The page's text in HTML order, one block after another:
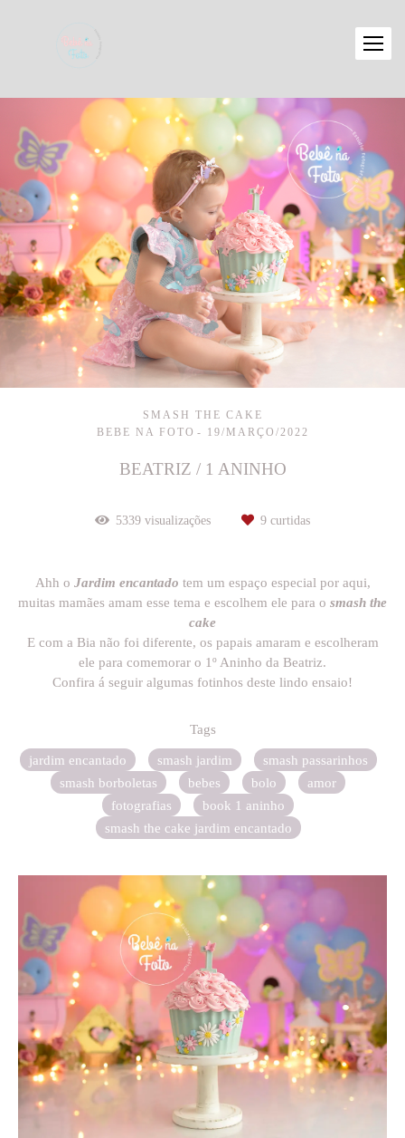
SMASH THE CAKE
BEBE NA FOTO
19/MARÇO/2022
BEATRIZ / 1 ANINHO
5339 visualizações 9 curtidas
Ahh o Jardim encantado tem um espaço especial por aqui,
muitas mamães amam esse tema e escolhem ele para o smash the
cake
E com a Bia não foi diferente, os papais amaram e escolheram
ele para comemorar o 1º Aninho da Beatriz.
Confira á seguir algumas fotinhos deste lindo ensaio!
Tags
jardim encantado
smash jardim
smash passarinhos
smash borboletas
bebes bolo
amor
fotografias
book 1 aninho
smash the cake jardim encantado